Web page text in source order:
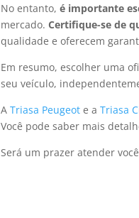
No entanto,é importante
mercado.Certifique-se de
qualidade e oferecem
Em resumo, escolher uma
seu veículo,
ATriasa Peugeot e aTriasa
Você pode saber mais
Será um prazer atender